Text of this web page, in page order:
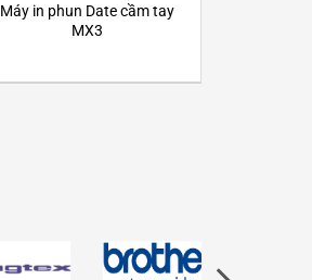
Máy in phun Date cầm tay
MX3